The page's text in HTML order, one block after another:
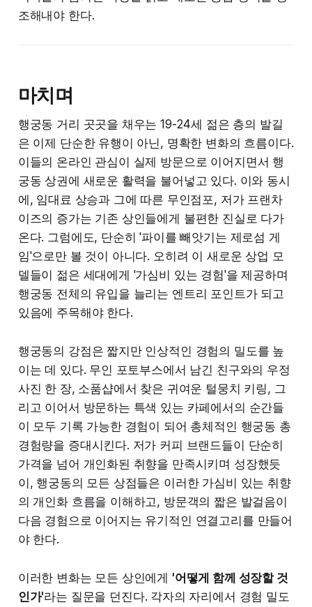
조해내야 한다.
마치며
행궁동 거리 곳곳을 채우는 19-24세 젊은 층의 발길
은 이제 단순한 유행이 아닌, 명확한 변화의 흐름이다.
이들의 온라인 관심이 실제 방문으로 이어지면서 행
궁동 상권에 새로운 활력을 불어넣고 있다. 이와 동시
에, 임대료 상승과 그에 따른 무인점포, 저가 프랜차
이즈의 증가는 기존 상인들에게 불편한 진실로 다가
온다. 그럼에도, 단순히 '파이를 빼앗기는 제로섬 게
임'으로만 볼 것이 아니다. 오히려 이 새로운 상업 모
델들이 젊은 세대에게 '가심비 있는 경험'을 제공하며
행궁동 전체의 유입을 늘리는 엔트리 포인트가 되고
있음에 주목해야 한다.
행궁동의 강점은 짧지만 인상적인 경험의 밀도를 높
이는 데 있다. 무인 포토부스에서 남긴 친구와의 우정
사진 한 장, 소품샵에서 찾은 귀여운 털뭉치 키링, 그
리고 이어서 방문하는 특색 있는 카페에서의 순간들
이 모두 기록 가능한 경험이 되어 총체적인 행궁동 총
경험량을 증대시킨다. 저가 커피 브랜드들이 단순히
가격을 넘어 개인화된 취향을 만족시키며 성장했듯
이, 행궁동의 모든 상점들은 이러한 가심비 있는 취향
의 개인화 흐름을 이해하고, 방문객의 짧은 발걸음이
다음 경험으로 이어지는 유기적인 연결고리를 만들어
야 한다.
이러한 변화는 모든 상인에게 '어떻게 함께 성장할 것
인가'라는 질문을 던진다. 각자의 자리에서 경험 밀도